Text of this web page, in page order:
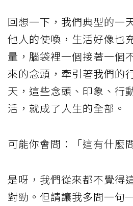
回想一下，我們典型的一
他人的使喚，生活好像也
量，腦袋裡一個接著一個
來的念頭，牽引著我們的
天，這些念頭、印象、行
活，就成了人生的全部。
可能你會問：「這有什麼
是呀，我們從來都不覺得
對勁。但請讓我多問一